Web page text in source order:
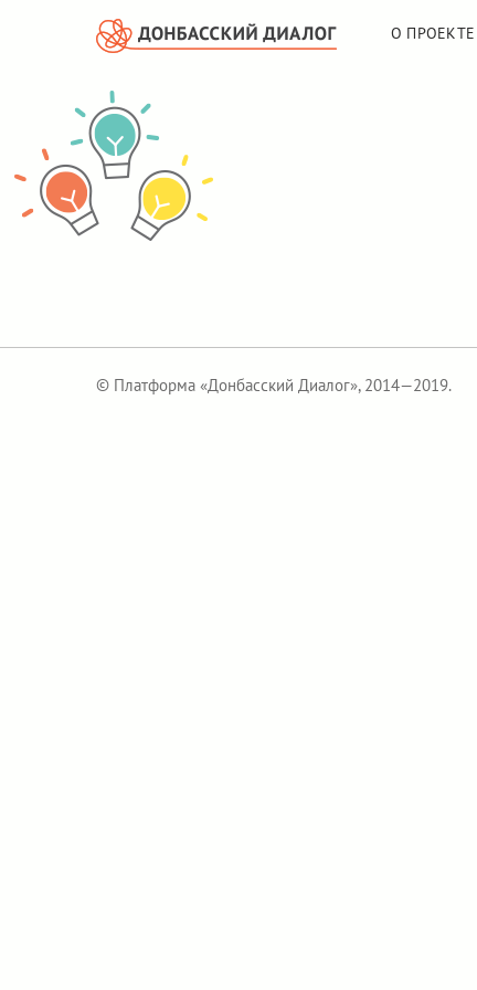
О ПРОЕКТЕ
© Платформа «Донбасский Диалог», 2014—2019.